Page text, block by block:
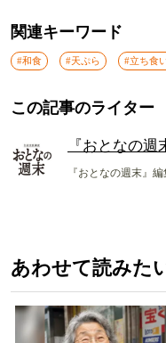
関連キーワード
#和食 #天ぷら #立ち食
この記事のライター
『おとなの週
『おとなの週末』
あわせて読みた